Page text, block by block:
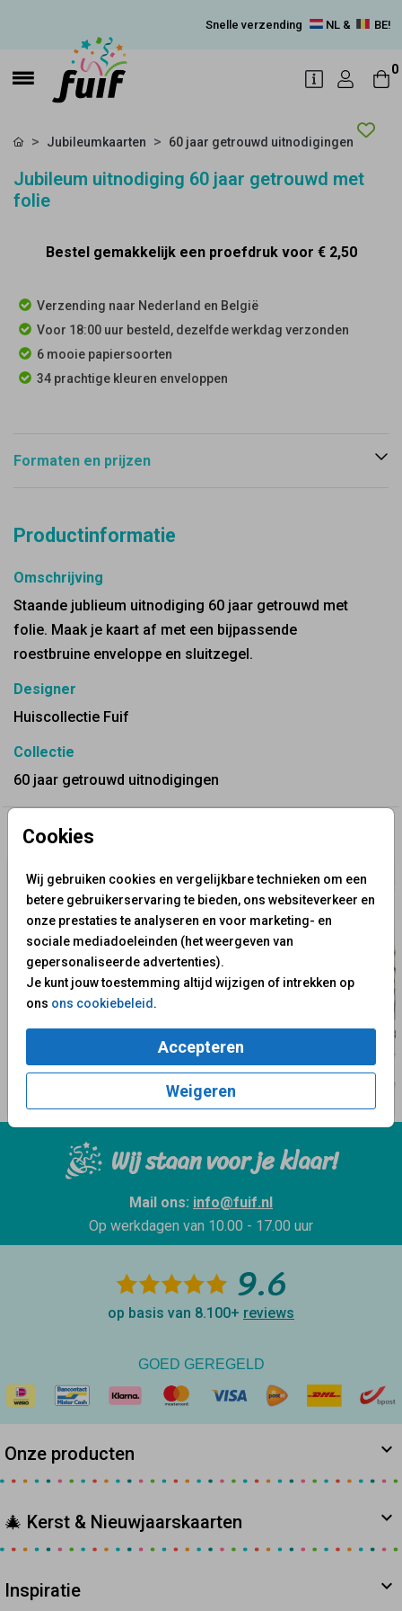
Snelle verzending NL & BE!
0
Cookies
Wij gebruiken cookies en vergelijkbare technieken om een
betere gebruikerservaring te bieden, ons websiteverkeer en
onze prestaties te analyseren en voor marketing- en
sociale mediadoeleinden (het weergeven van
gepersonaliseerde advertenties).
Je kunt jouw toestemming altijd wijzigen of intrekken op
ons ons cookiebeleid.
Accepteren
Weigeren
Jubileumkaarten 60 jaar getrouwd uitnodigingen
Jubileum uitnodiging 60 jaar getrouwd met
folie
Bestel gemakkelijk een proefdruk voor € 2,50
Verzending naar Nederland en België
Voor 18:00 uur besteld, dezelfde werkdag verzonden
6 mooie papiersoorten
34 prachtige kleuren enveloppen
Formaten en prijzen
Productinformatie
Omschrijving
Staande jublieum uitnodiging 60 jaar getrouwd met
folie. Maak je kaart af met een bijpassende
roestbruine enveloppe en sluitzegel.
Designer
Huiscollectie Fuif
Collectie
60 jaar getrouwd uitnodigingen
✨ Deze ontwerpen vind je misschien ook leuk
Wij staan voor je klaar!
Mail ons: info@fuif.nl
Op werkdagen van 10.00 - 17.00 uur
9.6
op basis van 8.100+ reviews
GOED GEREGELD
Onze producten
🎄 Kerst & Nieuwjaarskaarten
Inspiratie